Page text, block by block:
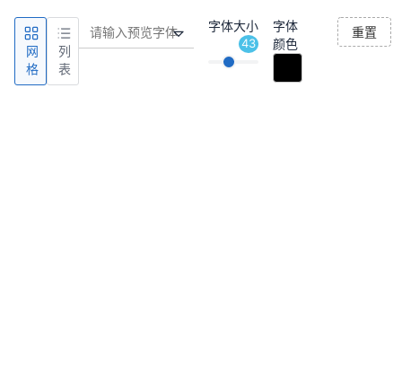
网
格
列
表
字体大小
43
字体
颜色
重置